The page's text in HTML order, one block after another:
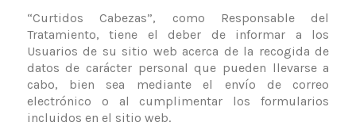
“Curtidos Cabezas”, como Responsable del
Tratamiento, tiene el deber de informar a los
Usuarios de su sitio web acerca de la recogida de
datos de carácter personal que pueden llevarse a
cabo, bien sea mediante el envío de correo
electrónico o al cumplimentar los formularios
incluidos en el sitio web.